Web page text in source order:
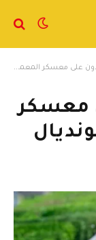
معسكر المعمورة لتحضير للمونديال
معسكر